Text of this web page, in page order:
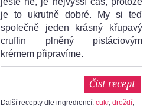
je to ukrutně dobré. My si teď
společně jeden krásný křupavý
cruffin plněný pistáciovým
krémem připravíme.
Číst recept
Další recepty dle ingrediencí: cukr, droždí,